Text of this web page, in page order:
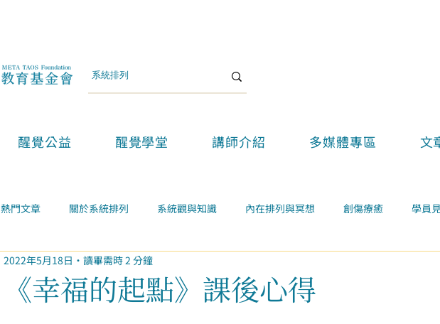
醒覺公益 醒覺學堂 講師介紹 多媒體專區 文
熱門文章 關於系統排列 系統觀與知識 內在排列與冥想 創傷療癒 學員
金錢事業 家庭關係
《幸福的起點》課後心得
2022年5月18日 讀畢需時 2 分鐘